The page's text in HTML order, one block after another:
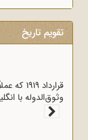
تقویم تاریخ
وثوق‌الدوله با